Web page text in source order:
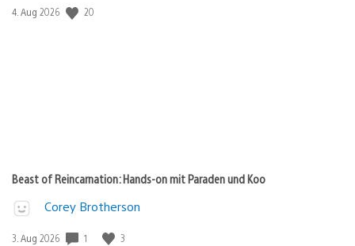
Veröffentlichungsdatum:
4. Aug 2026 20
Beast of Reincarnation: Hands-on mit Paraden und Koo
Corey Brotherson
Veröffentlichungsdatum:
3. Aug 2026 1 3